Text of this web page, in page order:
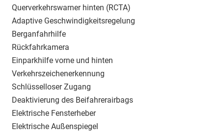
Querverkehrswarner hinten (RCTA)
Adaptive Geschwindigkeitsregelung
Berganfahrhilfe
Rückfahrkamera
Einparkhilfe vorne und hinten
Verkehrszeichenerkennung
Schlüsselloser Zugang
Deaktivierung des Beifahrerairbags
Elektrische Fensterheber
Elektrische Außenspiegel